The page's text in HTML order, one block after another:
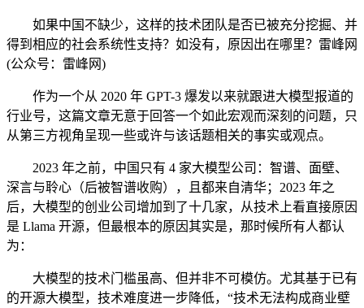
如果中国不缺少，这样的技术团队是否已被充分挖掘、并
得到相应的社会系统性支持？如没有，原因出在哪里？雷峰网
(公众号：雷峰网)
作为一个从 2020 年 GPT-3 爆发以来就跟进大模型报道的
行业号，这篇文章无意于回答一个如此宏观而深刻的问题，只
从第三方视角呈现一些或许与该话题相关的事实或观点。
2023 年之前，中国只有 4 家大模型公司：智谱、面壁、
深言与聆心（后被智谱收购），且都来自清华；2023 年之
后，大模型的创业公司增加到了十几家，从技术上看直接原因
是 Llama 开源，但最根本的原因其实是，那时候所有人都认
为：
大模型的技术门槛虽高、但并非不可模仿。尤其基于已有
的开源大模型，技术难度进一步降低，“技术无法构成商业壁